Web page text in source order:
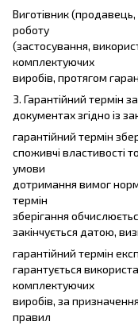
Виготівник
роботу
(застосування,
комплектуючих
виробів, протягом
3. Гарантійний термін
документах згідно із
гарантійний термін
споживчі властивості
умови
дотримання вимог
термін
зберігання
закінчується датою,
гарантійний термін
гарантується
комплектуючих
виробів, за
правил